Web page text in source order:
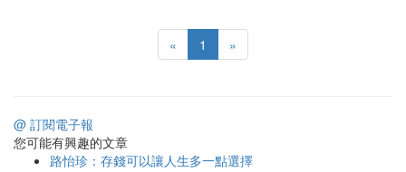
« 1 »
@ 訂閱電子報
您可能有興趣的文章
路怡珍：存錢可以讓人生多一點選擇